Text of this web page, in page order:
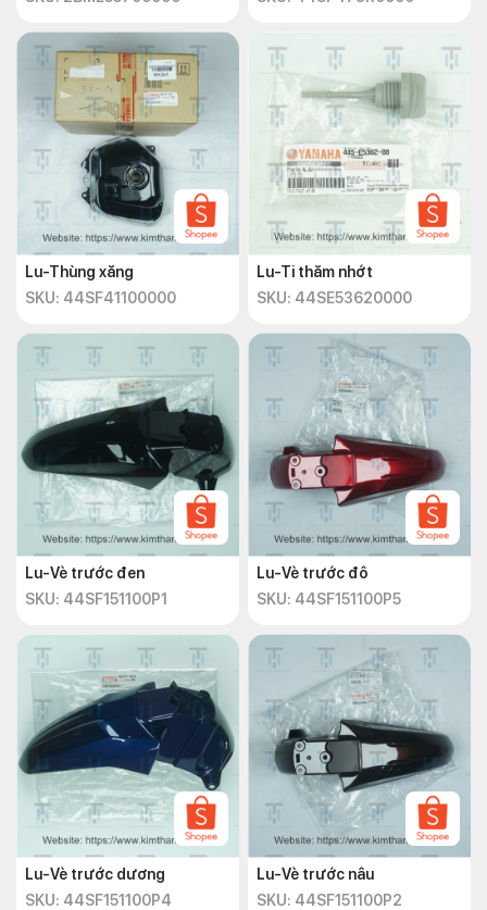
Lu-Thùng xăng
SKU: 44SF41100000
Lu-Ti thăm nhớt
SKU: 44SE53620000
Lu-Vè trước đen
SKU: 44SF151100P1
Lu-Vè trước đô
SKU: 44SF151100P5
Lu-Vè trước dương
SKU: 44SF151100P4
Lu-Vè trước nâu
SKU: 44SF151100P2